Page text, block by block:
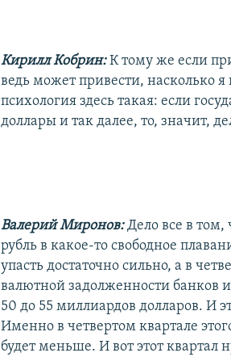
Кирилл Кобрин:К тому же если
ведь может привести, насколько
психология здесь такая: если
доллары и так далее, то, значит,
Валерий Миронов:Дело все в том,
рубль в какое-то свободное
упасть достаточно сильно, а в
валютной задолженности банков
50 до 55 миллиардов долларов. И
Именно в четвертом квартале
будет меньше. И вот этот